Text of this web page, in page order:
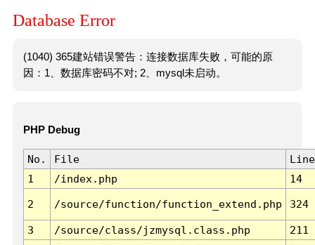
Database Error
(1040) 365建站错误警告：连接数据库失败，可能的原
因：1、数据库密码不对; 2、mysql未启动。
PHP Debug
No. File
Line
1
/index.php 14
2 /source/function/function_extend.php 324
3 /source/class/jzmysql.class.php
211